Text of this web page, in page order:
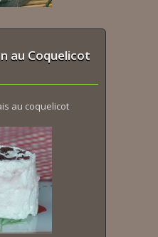
au Coquelicot
au coquelicot